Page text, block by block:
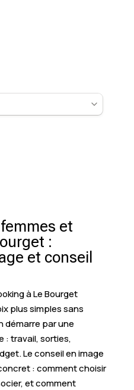
et
:
et conseil
à Le Bourget
plus simples sans
démarre par une
: travail, sorties,
Le conseil en image
: comment choisir
et comment